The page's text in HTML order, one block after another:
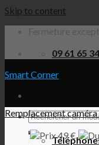
Skip to content
09 61 65
Smart Corner
Remplacement
49 €